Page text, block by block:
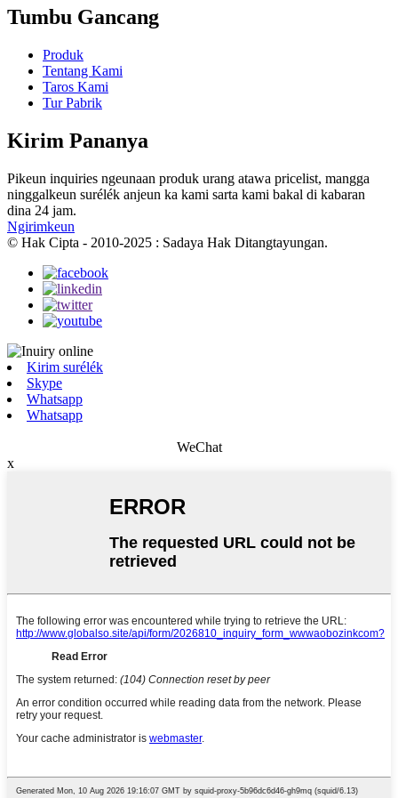
Tumbu Gancang
Produk
Tentang Kami
Taros Kami
Tur Pabrik
Kirim Pananya
Pikeun inquiries ngeunaan produk urang atawa pricelist, mangga
ninggalkeun surélék anjeun ka kami sarta kami bakal di kabaran
dina 24 jam.
Ngirimkeun
© Hak Cipta - 2010-2025 : Sadaya Hak Ditangtayungan.
Kirim surélék
Skype
Whatsapp
Whatsapp
WeChat
x